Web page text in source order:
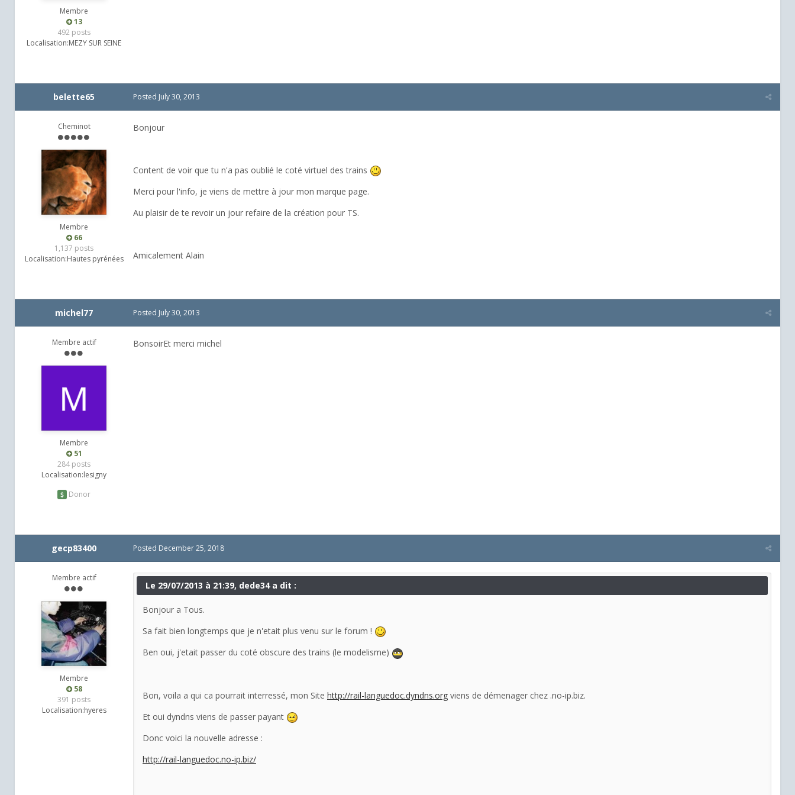
Membre
13
492 posts
Localisation:MEZY SUR SEINE
belette65
Cheminot
Membre
66
1,137 posts
Localisation:Hautes pyrénées
Posted July 30, 2013
Bonjour
Content de voir que tu n'a pas oublié le coté virtuel des trains
Merci pour l'info, je viens de mettre à jour mon marque page.
Au plaisir de te revoir un jour refaire de la création pour TS.
Amicalement Alain
michel77
Membre actif
Membre
51
284 posts
Localisation:lesigny
Donor
Posted July 30, 2013
BonsoirEt merci michel
gecp83400
Membre actif
Membre
58
391 posts
Localisation:hyeres
Posted December 25, 2018
Le 29/07/2013 à 21:39, dede34 a dit :
Bonjour a Tous.
Sa fait bien longtemps que je n'etait plus venu sur le forum !
Ben oui, j'etait passer du coté obscure des trains (le modelisme)
Bon, voila a qui ca pourrait interressé, mon Site http://rail-languedoc.dyndns.org viens de démenager chez .no-ip.biz.
Et oui dyndns viens de passer payant
Donc voici la nouvelle adresse :
http://rail-languedoc.no-ip.biz/